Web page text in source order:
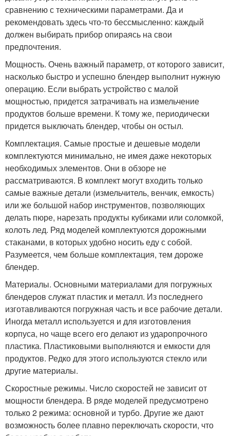
сравнению с техническими параметрами. Да и
рекомендовать здесь что-то бессмысленно: каждый
должен выбирать прибор опираясь на свои
предпочтения.
Мощность. Очень важный параметр, от которого зависит,
насколько быстро и успешно блендер выполнит нужную
операцию. Если выбрать устройство с малой
мощностью, придется затрачивать на измельчение
продуктов больше времени. К тому же, периодически
придется выключать блендер, чтобы он остыл.
Комплектация. Самые простые и дешевые модели
комплектуются минимально, не имея даже некоторых
необходимых элементов. Они в обзоре не
рассматриваются. В комплект могут входить только
самые важные детали (измельчитель, венчик, емкость)
или же большой набор инструментов, позволяющих
делать пюре, нарезать продукты кубиками или соломкой,
колоть лед. Ряд моделей комплектуются дорожными
стаканами, в которых удобно носить еду с собой.
Разумеется, чем больше комплектация, тем дороже
блендер.
Материалы. Основными материалами для погружных
блендеров служат пластик и металл. Из последнего
изготавливаются погружная часть и все рабочие детали.
Иногда металл используется и для изготовления
корпуса, но чаще всего его делают из ударопрочного
пластика. Пластиковыми выполняются и емкости для
продуктов. Редко для этого используются стекло или
другие материалы.
Скоростные режимы. Число скоростей не зависит от
мощности блендера. В ряде моделей предусмотрено
только 2 режима: основной и турбо. Другие же дают
возможность более плавно переключать скорости, что